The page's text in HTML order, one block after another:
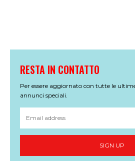
RESTA IN CONTATTO
Per essere aggiornato con tutte le
annunci speciali.
SIGN UP